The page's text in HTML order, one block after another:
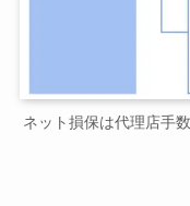
ネット損保は代理店手